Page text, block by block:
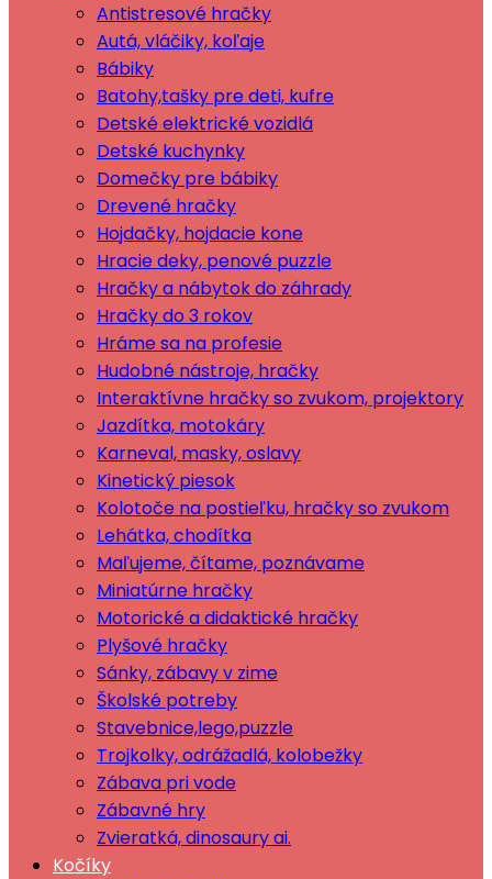
Antistresové hračky
Autá, vláčiky, koľaje
Bábiky
Batohy,tašky pre deti, kufre
Detské elektrické vozidlá
Detské kuchynky
Domečky pre bábiky
Drevené hračky
Hojdačky, hojdacie kone
Hracie deky, penové puzzle
Hračky a nábytok do záhrady
Hračky do 3 rokov
Hráme sa na profesie
Hudobné nástroje, hračky
Interaktívne hračky so zvukom, projektory
Jazdítka, motokáry
Karneval, masky, oslavy
Kinetický piesok
Kolotoče na postieľku, hračky so zvukom
Lehátka, chodítka
Maľujeme, čítame, poznávame
Miniatúrne hračky
Motorické a didaktické hračky
Plyšové hračky
Sánky, zábavy v zime
Školské potreby
Stavebnice,lego,puzzle
Trojkolky, odrážadlá, kolobežky
Zábava pri vode
Zábavné hry
Zvieratká, dinosaury ai.
Kočíky